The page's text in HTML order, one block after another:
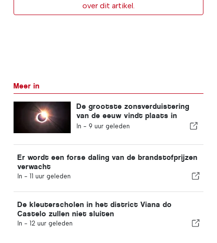
over dit artikel.
Meer in
De grootste zonsverduistering
van de eeuw vindt plaats in
Portugal
In - 9 uur geleden
Er wordt een forse daling van de brandstofprijzen
verwacht
In - 11 uur geleden
De kleuterscholen in het district Viana do
Castelo zullen niet sluiten
In - 12 uur geleden